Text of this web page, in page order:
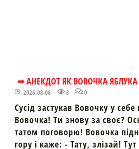
➦ АНЕКДОТ ЯК ВОВОЧКА
2026-08-06 8 0
Сусід застукав Вовочку у себе
Вовочка! Ти знову за своє?
татом поговорю! Вовочка
гору і каже: - Тату, злізай!